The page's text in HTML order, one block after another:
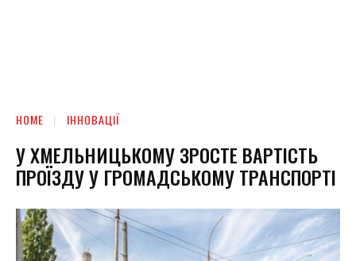
HOME ІННОВАЦІЇ
У ХМЕЛЬНИЦЬКОМУ ЗРОСТЕ ВАРТІСТЬ
ПРОЇЗДУ У ГРОМАДСЬКОМУ ТРАНСПОРТІ